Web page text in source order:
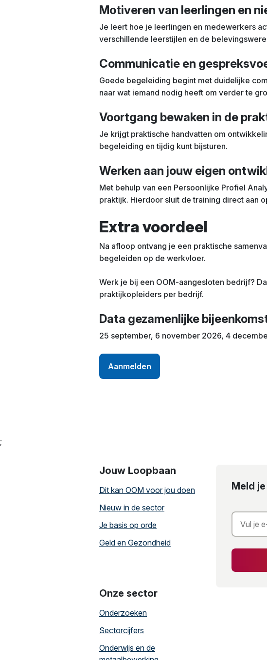
Motiveren van leerlingen en
Je leert hoe je leerlingen en medewerkers
verschillende leerstijlen en de
Communicatie en
Goede begeleiding begint met duidelijke
naar wat iemand nodig heeft om verder te
Voortgang bewaken in de
Je krijgt praktische handvatten om
begeleiding en tijdig kunt bijsturen.
Werken aan jouw eigen
Met behulp van een Persoonlijke Profiel
praktijk. Hierdoor sluit de training direct aan
Extra voordeel
Na afloop ontvang je een praktische
begeleiden op de werkvloer.
Werk je bij een OOM-aangesloten bedrijf?
praktijkopleiders per bedrijf.
Data gezamenlijke
25 september, 6 november 2026, 4
Aanmelden
;
Jouw Loopbaan
Dit kan OOM voor jou doen
Nieuw in de sector
Je basis op orde
Geld en Gezondheid
Onze sector
Onderzoeken
Sectorcijfers
Onderwijs en de
Meld